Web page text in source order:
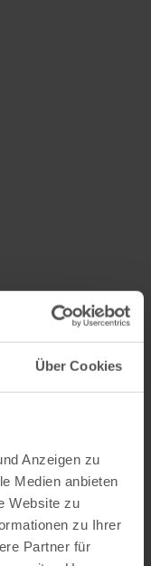
Über Cookies
Anzeigen zu
Medien anbieten
Website zu
zu Ihrer
Partner für